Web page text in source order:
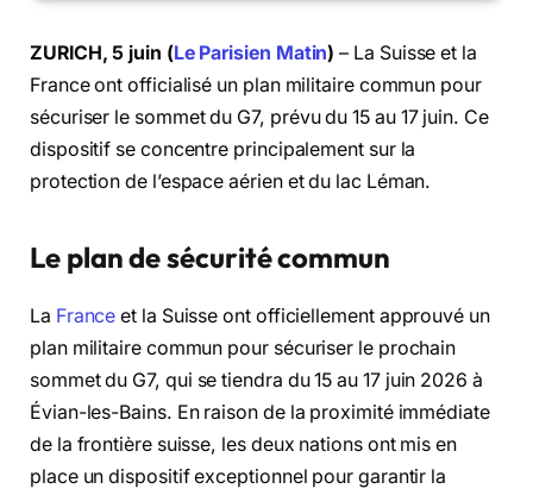
ZURICH, 5 juin (Le Parisien Matin) – La Suisse et la
France ont officialisé un plan militaire commun pour
sécuriser le sommet du G7, prévu du 15 au 17 juin. Ce
dispositif se concentre principalement sur la
protection de l’espace aérien et du lac Léman.
Le plan de sécurité commun
La France et la Suisse ont officiellement approuvé un
plan militaire commun pour sécuriser le prochain
sommet du G7, qui se tiendra du 15 au 17 juin 2026 à
Évian-les-Bains. En raison de la proximité immédiate
de la frontière suisse, les deux nations ont mis en
place un dispositif exceptionnel pour garantir la